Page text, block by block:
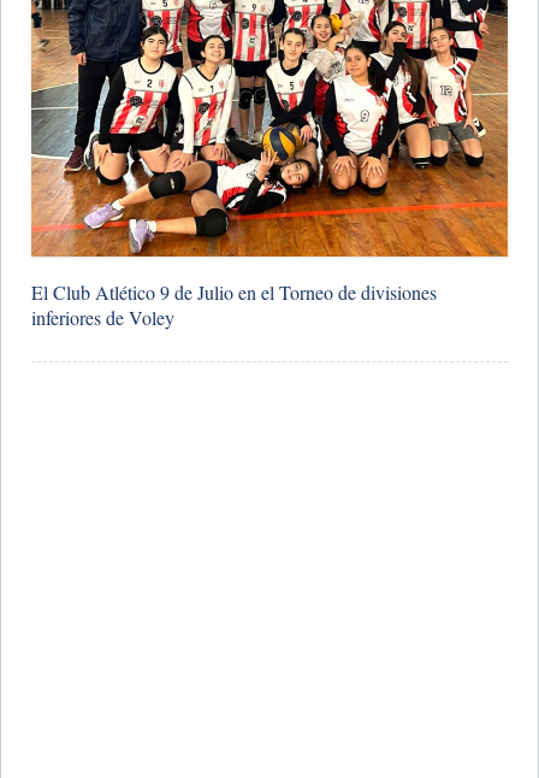
El Club Atlético 9 de Julio en el Torneo de divisiones
inferiores de Voley